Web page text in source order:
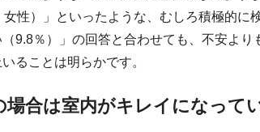
性）」といったような、むしろ積極的に
9.8％）」の回答と合わせても、不安より
ることは明らかです。
場合は室内がキレイになって